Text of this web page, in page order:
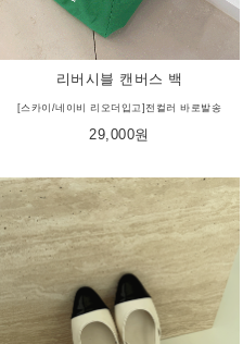
리버시블 캔버스 백
[스카이/네이비 리오더입고]전컬러 바로발송
29,000원